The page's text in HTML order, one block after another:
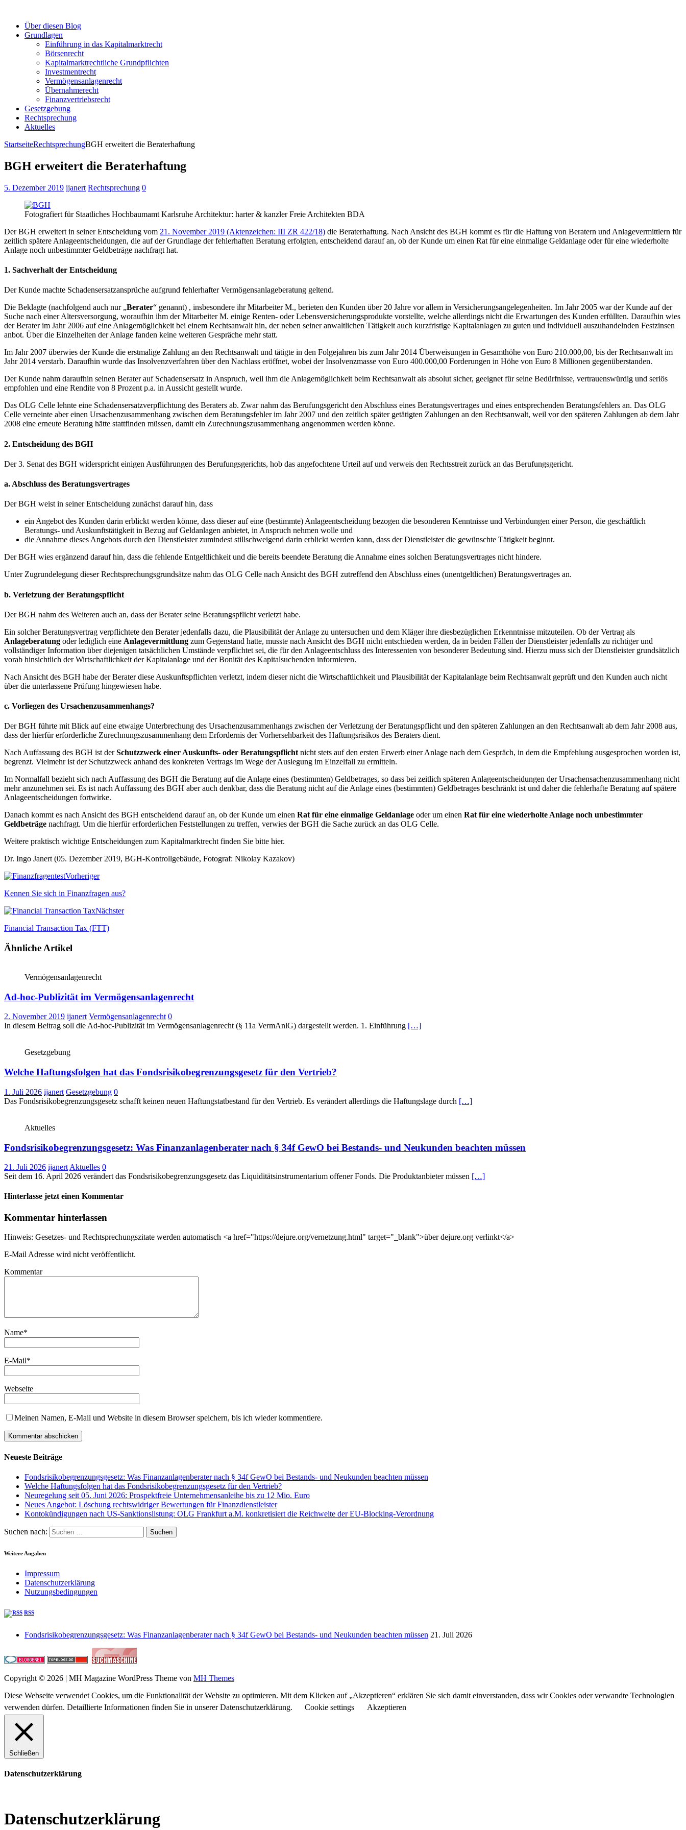
Über diesen Blog
Grundlagen
Einführung in das Kapitalmarktrecht
Börsenrecht
Kapitalmarktrechtliche Grundpflichten
Investmentrecht
Vermögensanlagenrecht
Übernahmerecht
Finanzvertriebsrecht
Gesetzgebung
Rechtsprechung
Aktuelles
StartseiteRechtsprechungBGH erweitert die Beraterhaftung
BGH erweitert die Beraterhaftung
5. Dezember 2019 ijanert Rechtsprechung 0
Fotografiert für Staatliches Hochbaumamt Karlsruhe Architektur: harter & kanzler Freie Architekten BDA
Der BGH erweitert in seiner Entscheidung vom 21. November 2019 (Aktenzeichen: III ZR 422/18) die Beraterhaftung. Nach Ansicht des BGH kommt es für die Haftung von Beratern und Anlagevermittlern für
zeitlich spätere Anlageentscheidungen, die auf der Grundlage der fehlerhaften Beratung erfolgten, entscheidend darauf an, ob der Kunde um einen Rat für eine einmalige Geldanlage oder für eine wiederholte
Anlage noch unbestimmter Geldbeträge nachfragt hat.
1. Sachverhalt der Entscheidung
Der Kunde machte Schadensersatzansprüche aufgrund fehlerhafter Vermögensanlageberatung geltend.
Die Beklagte (nachfolgend auch nur „Berater“ genannt) , insbesondere ihr Mitarbeiter M., berieten den Kunden über 20 Jahre vor allem in Versicherungsangelegenheiten. Im Jahr 2005 war der Kunde auf der
Suche nach einer Altersversorgung, woraufhin ihm der Mitarbeiter M. einige Renten- oder Lebensversicherungsprodukte vorstellte, welche allerdings nicht die Erwartungen des Kunden erfüllten. Daraufhin wies
der Berater im Jahr 2006 auf eine Anlagemöglichkeit bei einem Rechtsanwalt hin, der neben seiner anwaltlichen Tätigkeit auch kurzfristige Kapitalanlagen zu guten und individuell auszuhandelnden Festzinsen
anbot. Über die Einzelheiten der Anlage fanden keine weiteren Gespräche mehr statt.
Im Jahr 2007 überwies der Kunde die erstmalige Zahlung an den Rechtsanwalt und tätigte in den Folgejahren bis zum Jahr 2014 Überweisungen in Gesamthöhe von Euro 210.000,00, bis der Rechtsanwalt im
Jahr 2014 verstarb. Daraufhin wurde das Insolvenzverfahren über den Nachlass eröffnet, wobei der Insolvenzmasse von Euro 400.000,00 Forderungen in Höhe von Euro 8 Millionen gegenüberstanden.
Der Kunde nahm daraufhin seinen Berater auf Schadensersatz in Anspruch, weil ihm die Anlagemöglichkeit beim Rechtsanwalt als absolut sicher, geeignet für seine Bedürfnisse, vertrauenswürdig und seriös
empfohlen und eine Rendite von 8 Prozent p.a. in Aussicht gestellt wurde.
Das OLG Celle lehnte eine Schadensersatzverpflichtung des Beraters ab. Zwar nahm das Berufungsgericht den Abschluss eines Beratungsvertrages und eines entsprechenden Beratungsfehlers an. Das OLG
Celle verneinte aber einen Ursachenzusammenhang zwischen dem Beratungsfehler im Jahr 2007 und den zeitlich später getätigten Zahlungen an den Rechtsanwalt, weil vor den späteren Zahlungen ab dem Jahr
2008 eine erneute Beratung hätte stattfinden müssen, damit ein Zurechnungszusammenhang angenommen werden könne.
2. Entscheidung des BGH
Der 3. Senat des BGH widerspricht einigen Ausführungen des Berufungsgerichts, hob das angefochtene Urteil auf und verweis den Rechtsstreit zurück an das Berufungsgericht.
a. Abschluss des Beratungsvertrages
Der BGH weist in seiner Entscheidung zunächst darauf hin, dass
ein Angebot des Kunden darin erblickt werden könne, dass dieser auf eine (bestimmte) Anlageentscheidung bezogen die besonderen Kenntnisse und Verbindungen einer Person, die geschäftlich
Beratungs- und Auskunftstätigkeit in Bezug auf Geldanlagen anbietet, in Anspruch nehmen wolle und
die Annahme dieses Angebots durch den Dienstleister zumindest stillschweigend darin erblickt werden kann, dass der Dienstleister die gewünschte Tätigkeit beginnt.
Der BGH wies ergänzend darauf hin, dass die fehlende Entgeltlichkeit und die bereits beendete Beratung die Annahme eines solchen Beratungsvertrages nicht hindere.
Unter Zugrundelegung dieser Rechtsprechungsgrundsätze nahm das OLG Celle nach Ansicht des BGH zutreffend den Abschluss eines (unentgeltlichen) Beratungsvertrages an.
b. Verletzung der Beratungspflicht
Der BGH nahm des Weiteren auch an, dass der Berater seine Beratungspflicht verletzt habe.
Ein solcher Beratungsvertrag verpflichtete den Berater jedenfalls dazu, die Plausibilität der Anlage zu untersuchen und dem Kläger ihre diesbezüglichen Erkenntnisse mitzuteilen. Ob der Vertrag als
Anlageberatung oder lediglich eine Anlagevermittlung zum Gegenstand hatte, musste nach Ansicht des BGH nicht entschieden werden, da in beiden Fällen der Dienstleister jedenfalls zu richtiger und
vollständiger Information über diejenigen tatsächlichen Umstände verpflichtet sei, die für den Anlageentschluss des Interessenten von besonderer Bedeutung sind. Hierzu muss sich der Dienstleister grundsätzlich
vorab hinsichtlich der Wirtschaftlichkeit der Kapitalanlage und der Bonität des Kapitalsuchenden informieren.
Nach Ansicht des BGH habe der Berater diese Auskunftspflichten verletzt, indem dieser nicht die Wirtschaftlichkeit und Plausibilität der Kapitalanlage beim Rechtsanwalt geprüft und den Kunden auch nicht
über die unterlassene Prüfung hingewiesen habe.
c. Vorliegen des Ursachenzusammenhangs?
Der BGH führte mit Blick auf eine etwaige Unterbrechung des Ursachenzusammenhangs zwischen der Verletzung der Beratungspflicht und den späteren Zahlungen an den Rechtsanwalt ab dem Jahr 2008 aus,
dass der hierfür erforderliche Zurechnungszusammenhang dem Erfordernis der Vorhersehbarkeit des Haftungsrisikos des Beraters dient.
Nach Auffassung des BGH ist derSchutzzweck einer Auskunfts- oder Beratungspflichtnicht stets auf den ersten Erwerb einer Anlage nach dem Gespräch, in dem die Empfehlung ausgesprochen worden ist,
begrenzt. Vielmehr ist der Schutzzweck anhand des konkreten Vertrags im Wege der Auslegung im Einzelfall zu ermitteln.
Im Normalfall bezieht sich nach Auffassung des BGH die Beratung auf die Anlage eines (bestimmten) Geldbetrages, so dass bei zeitlich späteren Anlageentscheidungen der Ursachensachenzusammenhang nicht
mehr anzunehmen sei. Es ist nach Auffassung des BGH aber auch denkbar, dass die Beratung nicht auf die Anlage eines (bestimmten) Geldbetrages beschränkt ist und daher die fehlerhafte Beratung auf spätere
Anlageentscheidungen fortwirke.
Danach kommt es nach Ansicht des BGH entscheidend darauf an, ob der Kunde um einen Rat für eine einmalige Geldanlage oder um einen Rat für eine wiederholte Anlage noch unbestimmter
Geldbeträge nachfragt. Um die hierfür erforderlichen Feststellungen zu treffen, verwies der BGH die Sache zurück an das OLG Celle.
Weitere praktisch wichtige Entscheidungen zum Kapitalmarktrecht finden Sie bitte hier.
Dr. Ingo Janert (05. Dezember 2019, BGH-Kontrollgebäude, Fotograf: Nikolay Kazakov)
Vorheriger
Kennen Sie sich in Finanzfragen aus?
Nächster
Financial Transaction Tax (FTT)
Ähnliche Artikel
Vermögensanlagenrecht
Ad-hoc-Publizität im Vermögensanlagenrecht
2. November 2019 ijanert Vermögensanlagenrecht 0
In diesem Beitrag soll die Ad-hoc-Publizität im Vermögensanlagenrecht (§ 11a VermAnlG) dargestellt werden. 1. Einführung […]
Gesetzgebung
Welche Haftungsfolgen hat das Fondsrisikobegrenzungsgesetz für den Vertrieb?
1. Juli 2026 ijanert Gesetzgebung 0
Das Fondsrisikobegrenzungsgesetz schafft keinen neuen Haftungstatbestand für den Vertrieb. Es verändert allerdings die Haftungslage durch […]
Aktuelles
Fondsrisikobegrenzungsgesetz: Was Finanzanlagenberater nach § 34f GewO bei Bestands- und Neukunden beachten müssen
21. Juli 2026 ijanert Aktuelles 0
Seit dem 16. April 2026 verändert das Fondsrisikobegrenzungsgesetz das Liquiditätsinstrumentarium offener Fonds. Die Produktanbieter müssen […]
Hinterlasse jetzt einen Kommentar
Kommentar hinterlassen
Hinweis: Gesetzes- und Rechtsprechungszitate werden automatisch <a href="https://dejure.org/vernetzung.html" target="_blank">über dejure.org verlinkt</a>
E-Mail Adresse wird nicht veröffentlicht.
Kommentar
Name*
E-Mail*
Webseite
Meinen Namen, E-Mail und Website in diesem Browser speichern, bis ich wieder kommentiere.
Neueste Beiträge
Fondsrisikobegrenzungsgesetz: Was Finanzanlagenberater nach § 34f GewO bei Bestands- und Neukunden beachten müssen
Welche Haftungsfolgen hat das Fondsrisikobegrenzungsgesetz für den Vertrieb?
Neuregelung seit 05. Juni 2026: Prospektfreie Unternehmensanleihe bis zu 12 Mio. Euro
Neues Angebot: Löschung rechtswidriger Bewertungen für Finanzdienstleister
Kontokündigungen nach US-Sanktionslistung: OLG Frankfurt a.M. konkretisiert die Reichweite der EU-Blocking-Verordnung
Suchen nach:
Weitere Angaben
Impressum
Datenschutzerklärung
Nutzungsbedingungen
RSS
Fondsrisikobegrenzungsgesetz: Was Finanzanlagenberater nach § 34f GewO bei Bestands- und Neukunden beachten müssen 21. Juli 2026
Copyright © 2026 | MH Magazine WordPress Theme von MH Themes
Diese Webseite verwendet Cookies, um die Funktionalität der Website zu optimieren. Mit dem Klicken auf „Akzeptieren“ erklären Sie sich damit einverstanden, dass wir Cookies oder verwandte Technologien
verwenden dürfen. Detaillierte Informationen finden Sie in unserer Datenschutzerklärung.
Cookie settings Akzeptieren
Schließen
Datenschutzerklärung
Datenschutzerklärung